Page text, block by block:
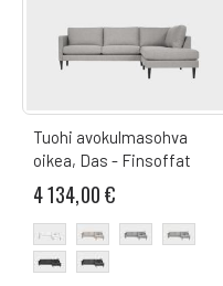
Tuohi avokulmasohva
oikea, Das - Finsoffat
4 134,00 €